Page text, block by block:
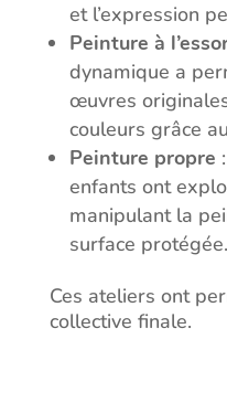
et l’expression
Peinture à
dynamique a
œuvres
couleurs grâce
Peinture propre
enfants ont
manipulant la
surface protégée.
Ces ateliers ont
collective finale.